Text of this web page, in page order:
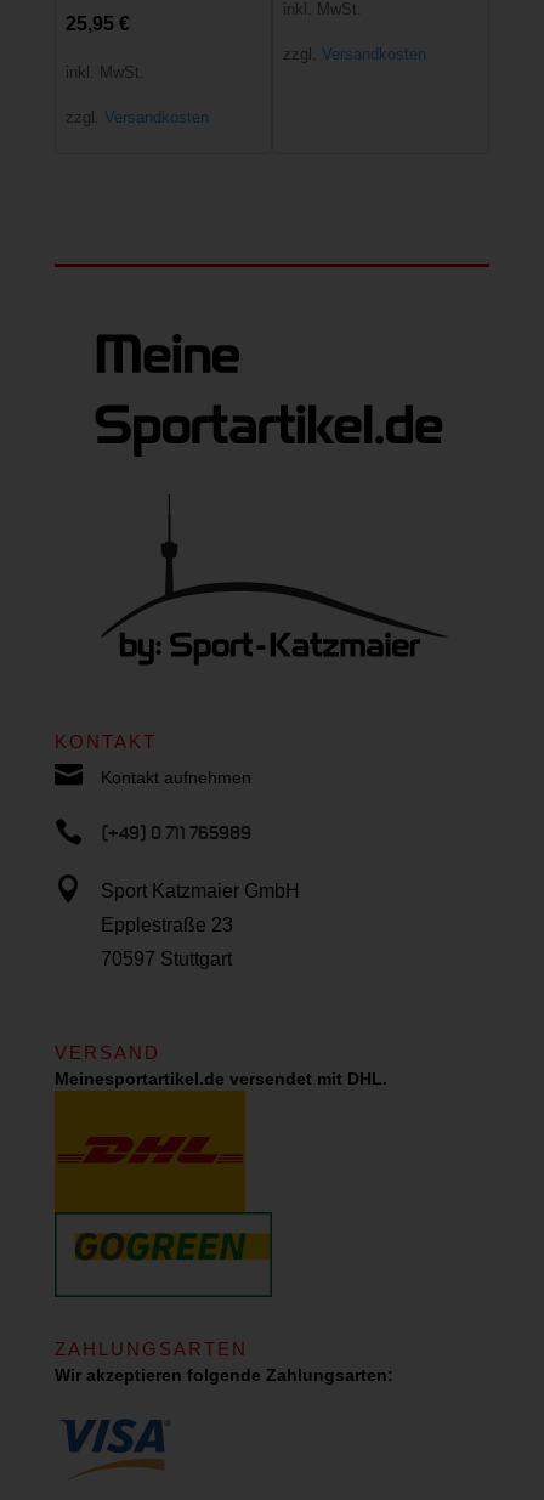
25,95 €
inkl. MwSt.
zzgl. Versandkosten
inkl. MwSt.
zzgl. Versandkosten
KONTAKT
 Kontakt aufnehmen
 (+49) 0 711 765989

Sport Katzmaier GmbH
Epplestraße 23
70597 Stuttgart
VERSAND
Meinesportartikel.de versendet mit DHL.
ZAHLUNGSARTEN
Wir akzeptieren folgende Zahlungsarten: